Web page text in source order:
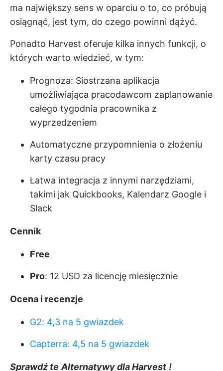
ma największy sens w oparciu o to, co próbują
osiągnąć, jest tym, do czego powinni dążyć.
Ponadto Harvest oferuje kilka innych funkcji, o
których warto wiedzieć, w tym:
Prognoza: Siostrzana aplikacja
umożliwiająca pracodawcom zaplanowanie
całego tygodnia pracownika z
wyprzedzeniem
Automatyczne przypomnienia o złożeniu
karty czasu pracy
Łatwa integracja z innymi narzędziami,
takimi jak Quickbooks, Kalendarz Google i
Slack
Cennik
Free
Pro: 12 USD za licencję miesięcznie
Ocena i recenzje
G2: 4,3 na 5 gwiazdek
Capterra: 4,5 na 5 gwiazdek
Sprawdź te Alternatywy dla Harvest !